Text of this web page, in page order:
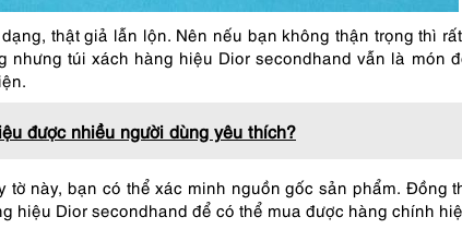
thật giả lẫn lộn. Nên nếu bạn không thận trọng thì
túi xách hàng hiệu Dior secondhand vẫn là món
được nhiều người dùng yêu thích?
này, bạn có thể xác minh nguồn gốc sản phẩm. Đồng
hiệu Dior secondhand để có thể mua được hàng chính